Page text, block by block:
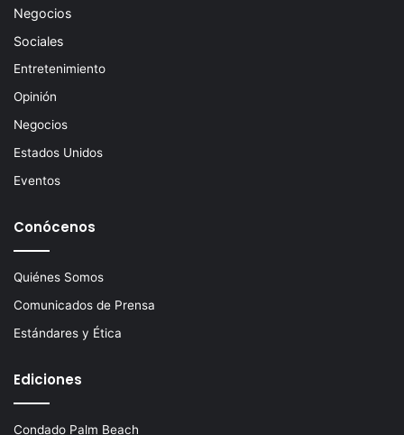
Negocios
Sociales
Entretenimiento
Opinión
Negocios
Estados Unidos
Eventos
Conócenos
Quiénes Somos
Comunicados de Prensa
Estándares y Ética
Ediciones
Condado Palm Beach